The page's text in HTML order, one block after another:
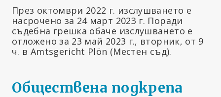
През октомври 2022 г. изслушването е
насрочено за 24 март 2023 г. Поради
съдебна грешка обаче изслушването е
отложено за 23 май 2023 г., вторник, от 9
ч. в Amtsgericht Plön (Местен съд).
Обществена подкрепа